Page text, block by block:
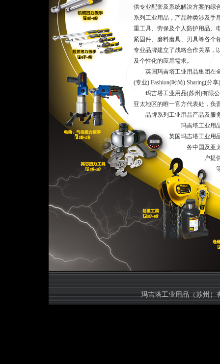
供专业配套及系统解决方案的综
系列工业用品，产品种类涉及手
重工具、劳保及个人防护用品、
紧固件、磨料磨具、刃具等各个
专业品牌建立了战略合作关系，
及个性化的应用需求。
英国玛吉塔工业用品集团在全
(专业) Fashion(时尚) Sharing(分
玛吉塔工业用品(苏州)有限公
亚太地区的唯一官方代表处，负
品牌系列工业用品产品及服
玛吉塔工业用品(苏州)
英国玛吉塔工业用品集团
务中国及亚太地区市
户提供玛吉塔全球
等规格的
玛吉塔工业用品（苏州